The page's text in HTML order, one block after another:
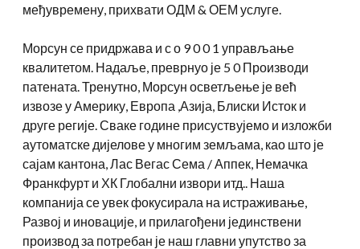
међувремену, прихвати ОДМ & ОЕМ услуге.
Морсун се придржава и с о 9 0 0 1 управљање
квалитетом. Надаље, преврнуо је 5 0 Производи
патената. Тренутно, Морсун осветљење је већ
извозе у Америку, Европа ,Азија, Блиски Исток и
друге регије. Сваке године присуствујемо и изложби
аутоматске дијелове у многим земљама, као што је
сајам кантона, Лас Вегас Сема / Аппек, Немачка
Франкфурт и ХК Глобални извори итд.. Наша
компанија се увек фокусирала на истраживање,
Развој и иновације, и прилагођени јединствени
производ за потребан је наш главни упутство за